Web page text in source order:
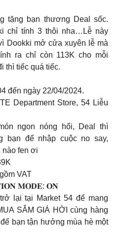
tặng bạn thương Deal sốc.
chỉ tính 3 thôi nha…Lễ này
Dookki mở cửa xuyên lễ mà
ra chỉ còn 113K cho mỗi
thì tiếc quá tiếc.
đến ngày 22/04/2024.
Department Store, 54 Liễu
ngon nóng hổi, Deal thì
bạn để nhập cuộc no say,
nào fen ơi
VAT
𝐌𝐎𝐃𝐄: 𝐎𝐍
lại tại Market 54 để mang
SẮM GIÁ HỜI cùng hàng
bạn tận hưởng mùa hè một